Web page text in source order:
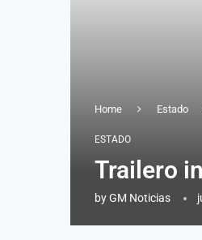
Home Estado
ESTADO
Trailero
byGM Noticias